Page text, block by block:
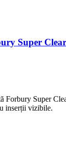
Super
Forbury Super
inserții vizibile.